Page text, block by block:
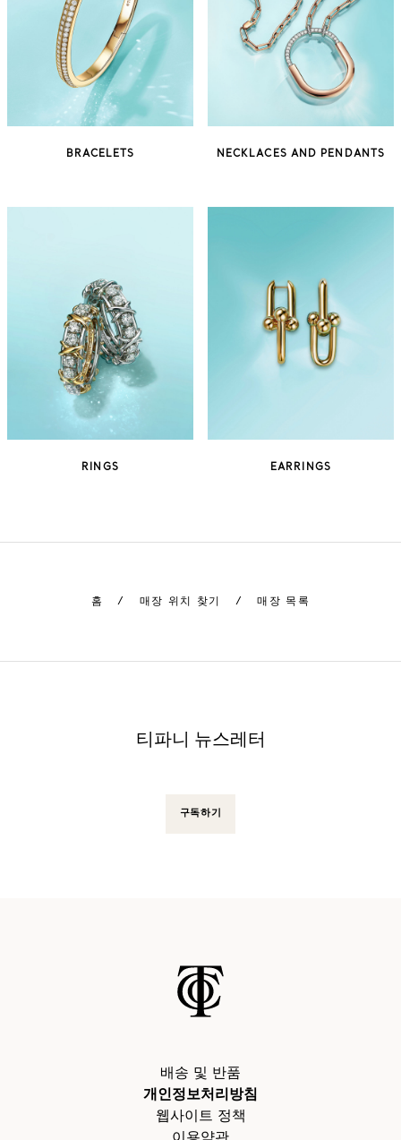
BRACELETS NECKLACES AND PENDANTS
RINGS EARRINGS
홈 / 매장 위치 찾기 / 매장 목록
티파니 뉴스레터
구독하기
배송 및 반품
개인정보처리방침
웹사이트 정책